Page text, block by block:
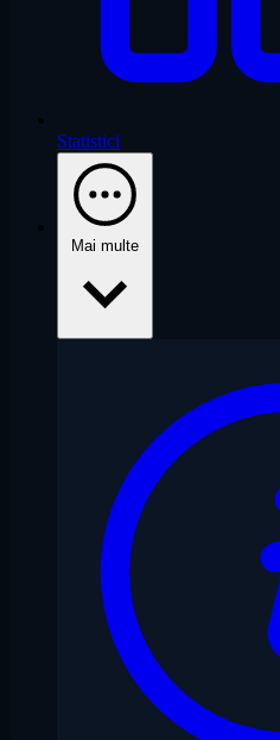
Statistici
Mai multe